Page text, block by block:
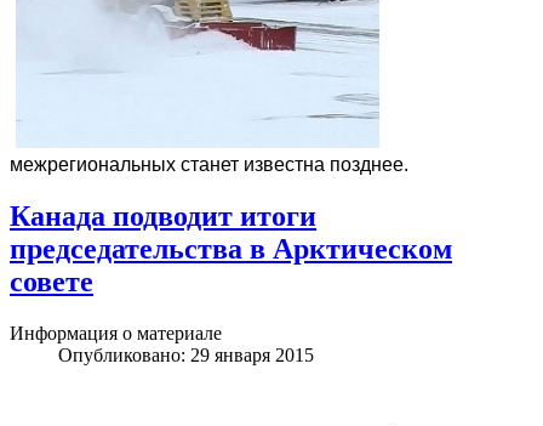
межрегиональных станет известна позднее.
Канада подводит итоги
председательства в Арктическом
совете
Информация о материале
Опубликовано: 29 января 2015